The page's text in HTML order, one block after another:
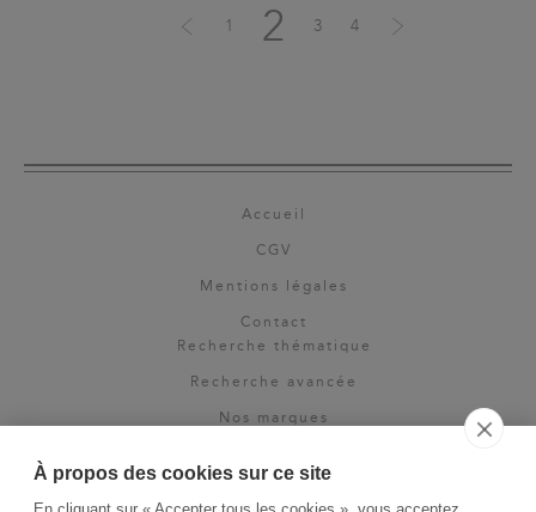
À propos des cookies sur ce site
1 2 3 4
Accueil
CGV
Mentions légales
Contact
Recherche thématique
Recherche avancée
Nos marques
Espace pro